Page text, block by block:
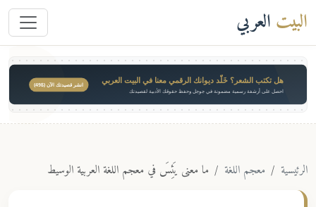
البيت العربي
هل تكتب الشعر؟ خَلّد ديوانك الرقمي معنا في البيت العربي
احصل على أرشفة رسمية مضمونة في جوجل وحفظ حقوقك الأدبية لقصيدتك
انشر قصيدتك الآن ($49)
الرئيسية معجم اللغة ما معنى يَئِسَ في معجم اللغة العربية الوسيط